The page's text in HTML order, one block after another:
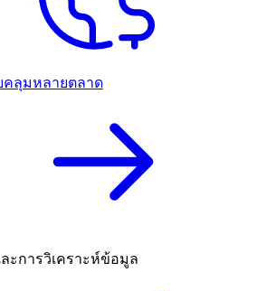
คลุมหลายตลาด
ะการวิเคราะห์ข้อมูล